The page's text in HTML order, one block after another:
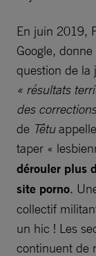
En juin 2019,
Google,
question de la
« résultats
des corrections
de Têtu
taper «
dérouler plus
site porno.
collectif
un hic ! Les
continuent de